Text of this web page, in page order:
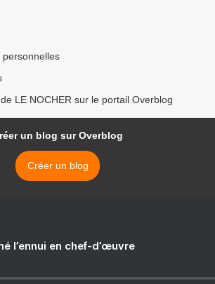
LE NOCHER sur le portail Overblog
un blog sur Overblog
Créer un blog
l’ennui en chef-d’œuvre